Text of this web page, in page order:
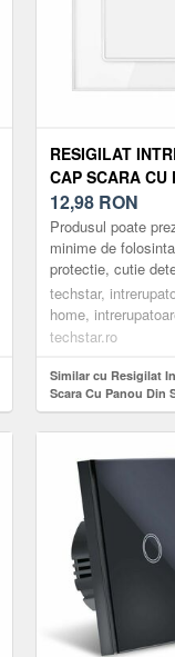
RESIGILAT
CAP SCARA CU
STICLA
TECHSTAR®
16A, 86 X 86
MODUL
12,98 RON
Produsul poate
minime de
protectie, cutie
usoare zgarieturi
Întrerupătoarele
techstar,
home,
techstar.ro
Similar cu Resigilat
Scara Cu Panou Din
Securizata Techstar®
16A, 86 X 86 Mm,